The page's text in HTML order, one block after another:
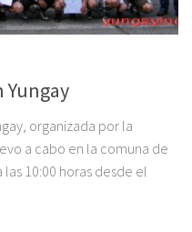
Yungay
organizada por la
a cabo en la comuna de
10:00 horas desde el